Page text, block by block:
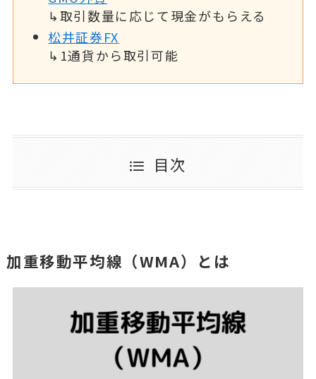
↳取引数量に応じて現金がもらえる
松井証券FX
↳1通貨から取引可能
目次
加重移動平均線（WMA）とは